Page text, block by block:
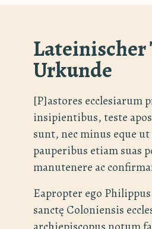
Lateinischer
Urkunde
[P]astores ecclesiarum
insipientibus, teste
sunt, nec minus eque
pauperibus etiam suas
manutenere ac
Eapropter ego
sanctę Coloniensis